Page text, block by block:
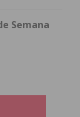
Semana